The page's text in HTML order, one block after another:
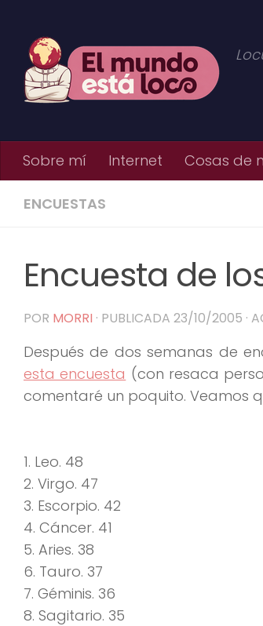
Sobre mí Internet Cosas de
ENCUESTAS
Encuesta de
POR MORRI · PUBLICADA 23/10/2005 ·
Después de dos semanas de
esta encuesta (con resaca
comentaré un poquito. Veamos
1. Leo. 48
2. Virgo. 47
3. Escorpio. 42
4. Cáncer. 41
5. Aries. 38
6. Tauro. 37
7. Géminis. 36
8. Sagitario. 35